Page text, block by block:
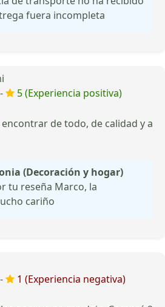
fuera incompleta
5 (Experiencia positiva)
de todo, de calidad y a
(Decoración y hogar)
tu reseña Marco, la
cariño
1 (Experiencia negativa)